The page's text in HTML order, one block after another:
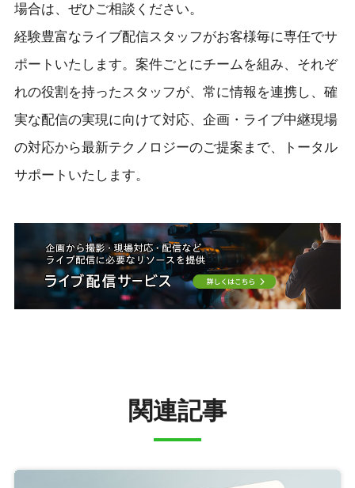
場合は、ぜひご相談ください。
経験豊富なライブ配信スタッフがお客様毎に専任でサ
ポートいたします。案件ごとにチームを組み、それぞ
れの役割を持ったスタッフが、常に情報を連携し、確
実な配信の実現に向けて対応、企画・ライブ中継現場
の対応から最新テクノロジーのご提案まで、トータル
サポートいたします。
関連記事